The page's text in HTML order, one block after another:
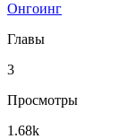
Онгоинг
Главы
3
Просмотры
1.68k